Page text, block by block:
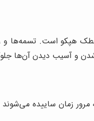
هپکو است. تسمه‌ها و
شدن و آسیب دیدن آن‌ها
زمان ساییده می‌شوند